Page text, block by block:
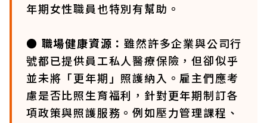
年期女性職員也特別有幫助。
● 職場健康資源：雖然許多企業與公司行
號都已提供員工私人醫療保險，但卻似乎
並未將「更年期」照護納入。雇主們應考
慮是否比照生育福利，針對更年期制訂各
項政策與照護服務。例如壓力管理課程、